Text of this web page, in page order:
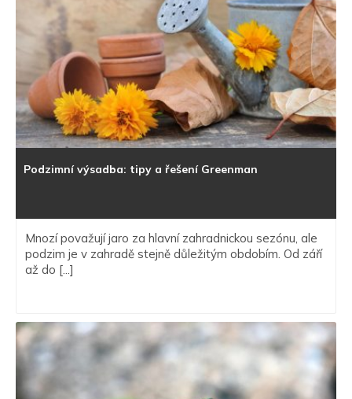
Podzimní výsadba: tipy a řešení Greenman
Mnozí považují jaro za hlavní zahradnickou sezónu, ale
podzim je v zahradě stejně důležitým obdobím. Od září
až do [...]